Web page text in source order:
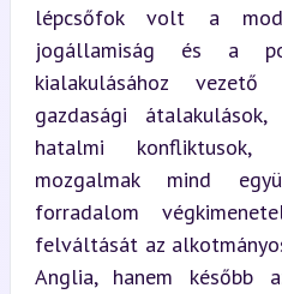
lépcsőfok volt a
jogállamiság és a
kialakulásához
gazdasági
hatalmi
mozgalmak mind
forradalom
felváltását az
Anglia, hanem később